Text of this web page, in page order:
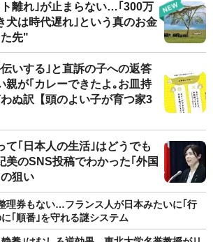
離れ｣が止まらない…｢300万
犬は時代遅れ｣という真のお金
先"
いする｣と直訴の子への返答
が｢カレーできたよ｡お皿持
ぬ訳【頭のよい子が育つ家3
て｢日本人の生活｣はどうでも
のSNS投稿でわかった｢外国
狙い
理券もない…フランス人が日本みたいに｢行
｢順番｣を守れる謎システム